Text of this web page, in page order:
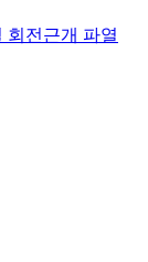
회전근개 파열